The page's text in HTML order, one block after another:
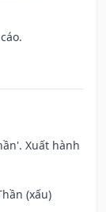
Xuất hành
(xấu)